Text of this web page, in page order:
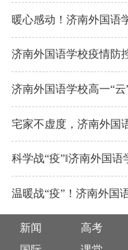
暖心感动！济南外国语
济南外国语学校疫情防
济南外国语学校高一“云
宅家不虚度，济南外国
科学战“疫”‖济南外国语
温暖战“疫”！济南外国
新闻 高考